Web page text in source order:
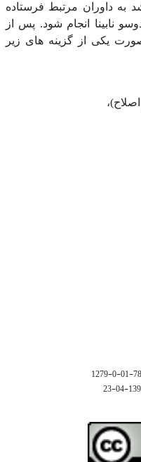
به داوران مرتبط فرستاده
نابینا انجام شود. پس از
یکی از گزینه های زیر
786-
1399-